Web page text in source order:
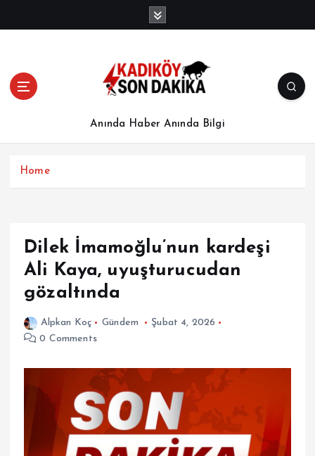
Anında Haber Anında Bilgi
Home
Dilek İmamoğlu’nun kardeşi
Ali Kaya, uyuşturucudan
gözaltında
Alpkan Koç Gündem
Şubat 4, 2026
0 Comments